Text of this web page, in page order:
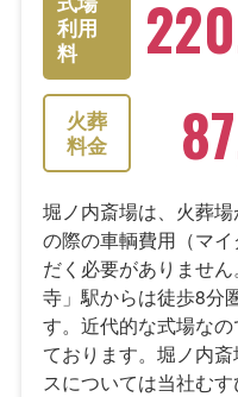
利用
料
火葬
料金
堀ノ内斎場は、火葬
の際の車輌費用（マ
だく必要がありませ
寺」駅からは徒歩8分
す。近代的な式場な
ております。堀ノ内
スについては当社むす